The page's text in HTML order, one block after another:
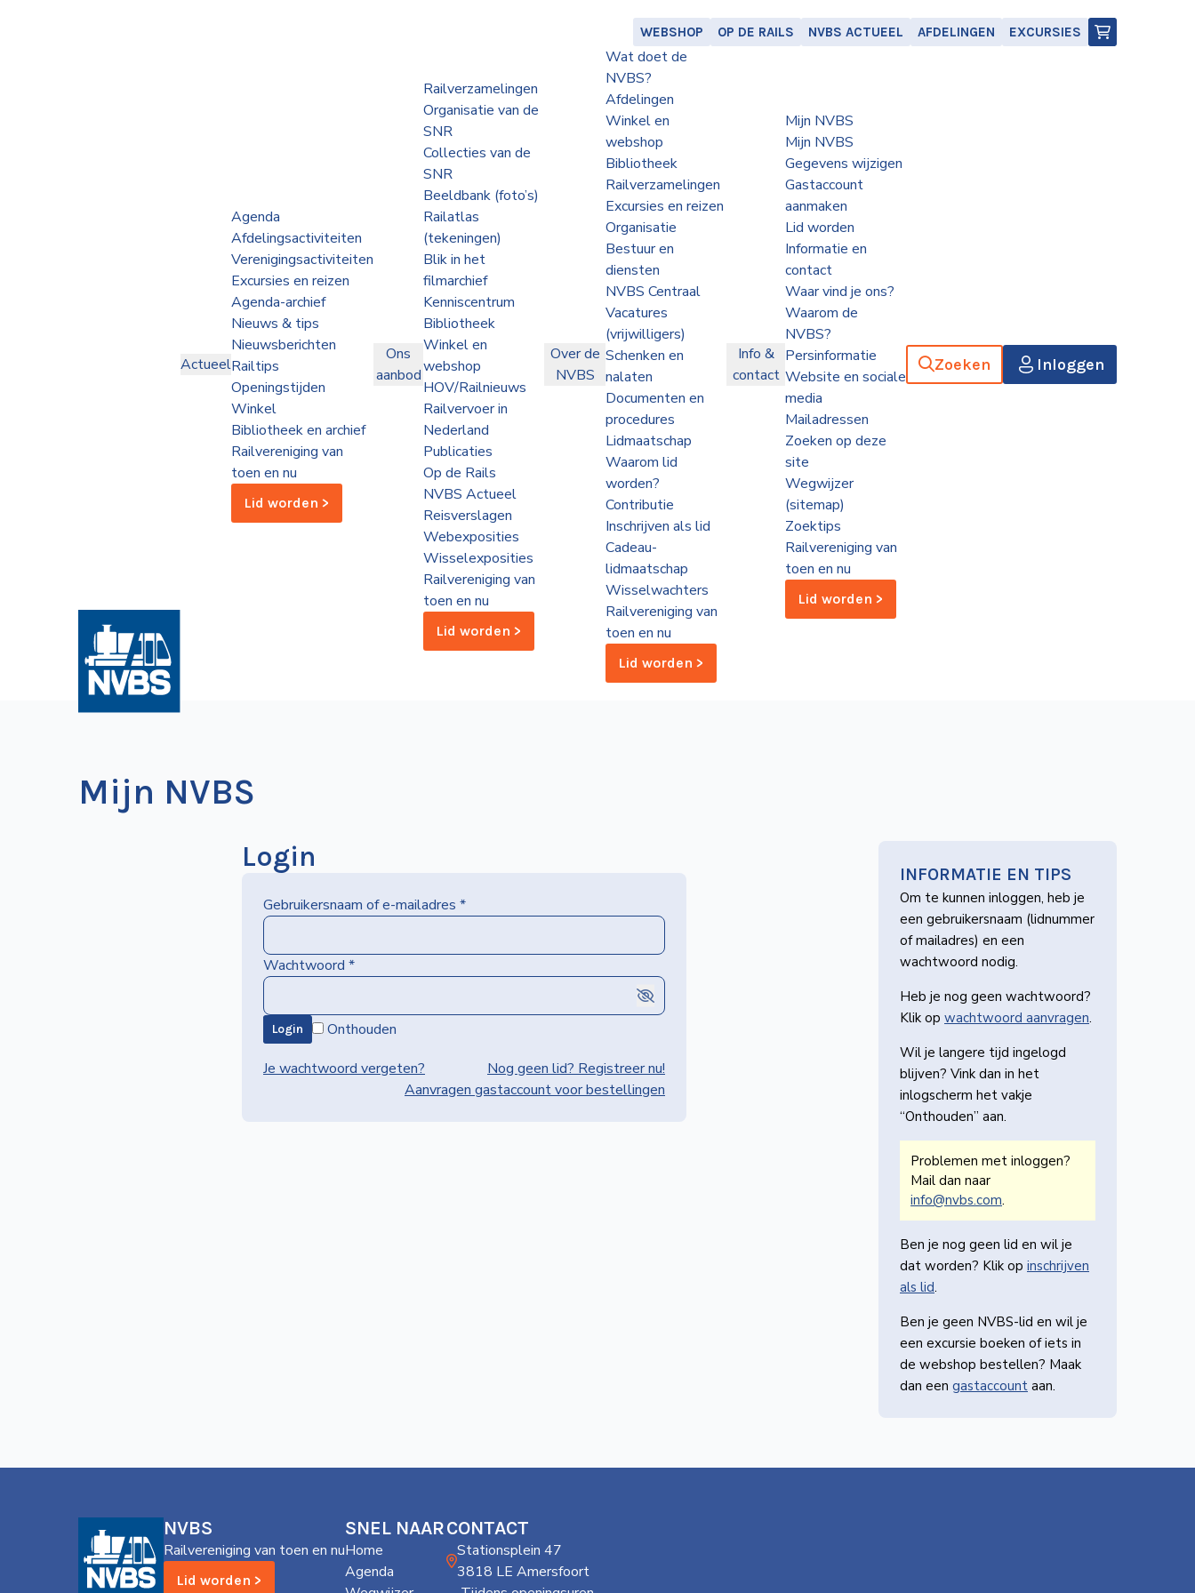
WEBSHOP OP DE RAILS NVBS ACTUEEL AFDELINGEN EXCURSIES
Actueel
Agenda
Afdelingsactiviteiten
Verenigingsactiviteiten
Excursies en reizen
Agenda-archief
Nieuws & tips
Nieuwsberichten
Railtips
Openingstijden
Winkel
Bibliotheek en archief
Railvereniging van
toen en nu
Lid worden >
Ons
aanbod
Railverzamelingen
Organisatie van de
SNR
Collecties van de
SNR
Beeldbank (foto’s)
Railatlas
(tekeningen)
Blik in het
filmarchief
Kenniscentrum
Bibliotheek
Winkel en
webshop
HOV/Railnieuws
Railvervoer in
Nederland
Publicaties
Op de Rails
NVBS Actueel
Reisverslagen
Webexposities
Wisselexposities
Railvereniging van
toen en nu
Lid worden >
Over de
NVBS
Wat doet de
NVBS?
Afdelingen
Winkel en
webshop
Bibliotheek
Railverzamelingen
Excursies en reizen
Organisatie
Bestuur en
diensten
NVBS Centraal
Vacatures
(vrijwilligers)
Schenken en
nalaten
Documenten en
procedures
Lidmaatschap
Waarom lid
worden?
Contributie
Inschrijven als lid
Cadeau-
lidmaatschap
Wisselwachters
Railvereniging van
toen en nu
Lid worden >
Info &
contact
Mijn NVBS
Mijn NVBS
Gegevens wijzigen
Gastaccount
aanmaken
Lid worden
Informatie en
contact
Waar vind je ons?
Waarom de
NVBS?
Persinformatie
Website en sociale
media
Mailadressen
Zoeken op deze
site
Wegwijzer
(sitemap)
Zoektips
Railvereniging van
toen en nu
Lid worden >
Zoeken Inloggen
Mijn NVBS
Login
Gebruikersnaam of e-mailadres *
Wachtwoord *
Login
Onthouden
Je wachtwoord vergeten?
Nog geen lid? Registreer nu!
Aanvragen gastaccount voor bestellingen
INFORMATIE EN TIPS
Om te kunnen inloggen, heb je
een gebruikers­naam (lidnummer
of mailadres) en een
wachtwoord nodig.
Heb je nog geen wachtwoord?
Klik op wachtwoord aanvragen.
Wil je langere tijd ingelogd
blijven? Vink dan in het
inlogscherm het vakje
“Onthouden” aan.
Problemen met inloggen?
Mail dan naar
info@nvbs.com.
Ben je nog geen lid en wil je
dat worden? Klik op inschrijven
als lid.
Ben je geen NVBS-lid en wil je
een excursie boeken of iets in
de webshop bestellen? Maak
dan een gastaccount aan.
NVBS
Railvereniging van toen en nu
Lid worden >
SNEL NAAR
Home
Agenda
CONTACT
Stationsplein 47
3818 LE Amersfoort